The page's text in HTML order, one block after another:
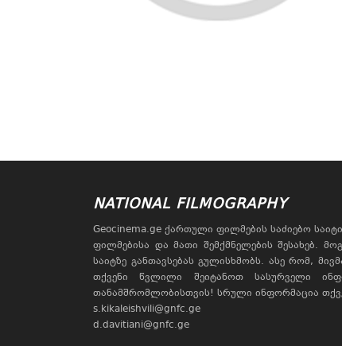
NATIONAL FILMOGRAPHY
Geocinema.ge ქართული ფილმების საძიებო
ფილმებისა და მათი შემქმნელების შესახებ.
საიტზე განთავსებას გულისხმობს. ასე რომ,
თქვენი წვლილი შეიტანოთ სასურველი
თანამშრომლობისთვის! სრული ინფორმაცია
s.kikaleishvili@gnfc.ge
d.davitiani@gnfc.ge